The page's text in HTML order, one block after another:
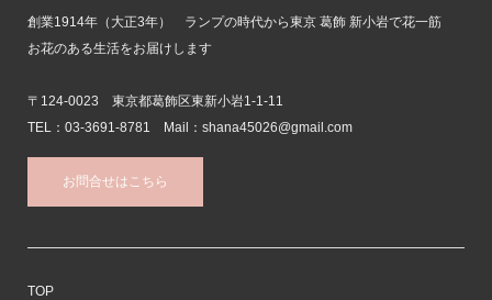
創業1914年（大正3年） ランプの時代から東京 葛飾 新小岩で花一筋
お花のある生活をお届けします
〒124-0023 東京都葛飾区東新小岩1-1-11
TEL：03-3691-8781 Mail：shana45026@gmail.com
お問合せはこちら
TOP